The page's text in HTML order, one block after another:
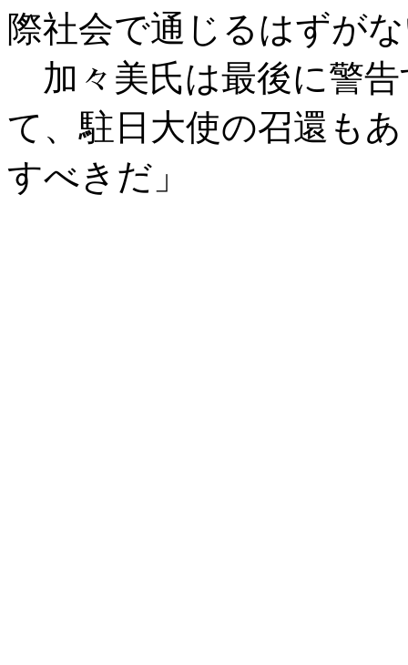
際社会で通じるはずが
加々美氏は最後に警告
て、駐日大使の召還も
すべきだ」